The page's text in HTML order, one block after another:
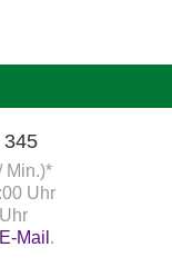
345
Min.)*
Uhr
E-Mail .